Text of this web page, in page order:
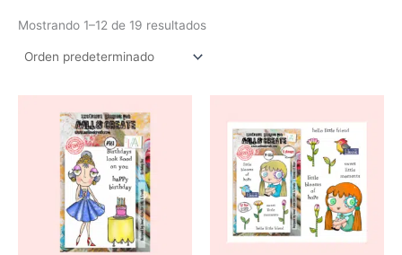
Mostrando 1–12 de 19 resultados